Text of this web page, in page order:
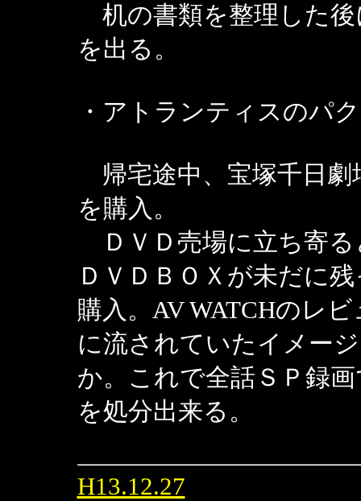
机の書類を整理した
を出る。
・アトランティスのパ
帰宅途中、宝塚千日劇
を購入。
ＤＶＤ売場に立ち寄
ＤＶＤＢＯＸが未だに
購入。AV WATCHのレ
に流されていたイメー
か。これで全話ＳＰ録
を処分出来る。
H13.12.27